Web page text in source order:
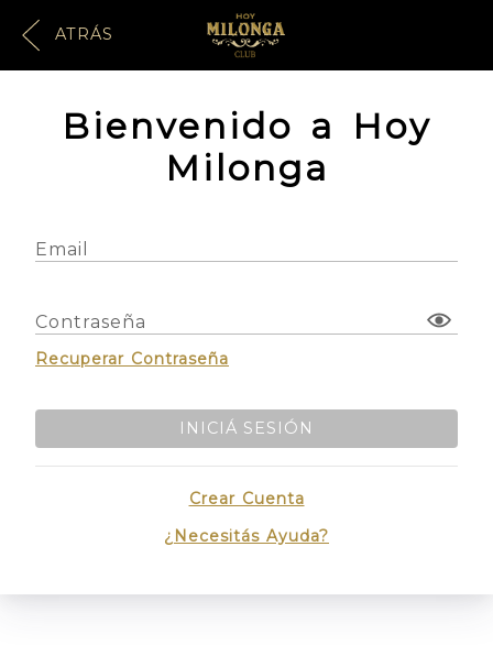
ATRÁS
Bienvenido a Hoy
Milonga
Email
Contraseña
Recuperar Contraseña
INICIÁ SESIÓN
Crear Cuenta
¿Necesitás Ayuda?